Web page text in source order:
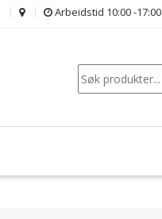
Arbeidstid 10:00 -17:00
Søk